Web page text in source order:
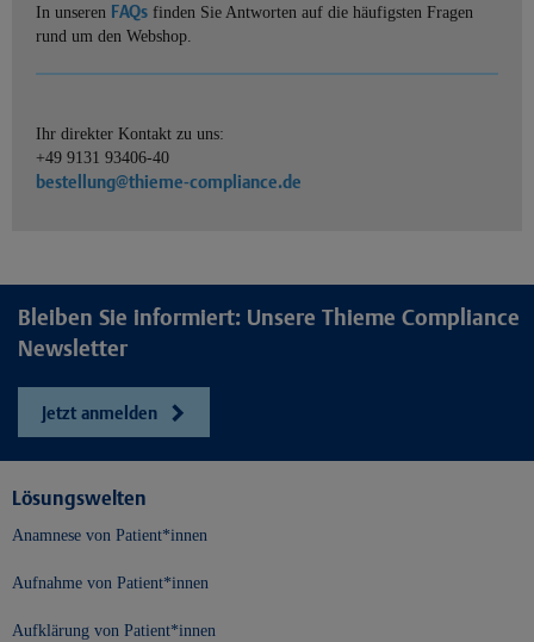
In unseren FAQs finden Sie Antworten auf die häufigsten Fragen
rund um den Webshop.
Ihr direkter Kontakt zu uns:
+49 9131 93406-40
bestellung@thieme-compliance.de
Bleiben Sie informiert: Unsere Thieme Compliance
Newsletter
Jetzt anmelden
Lösungswelten
Anamnese von Patient*innen
Aufnahme von Patient*innen
Aufklärung von Patient*innen